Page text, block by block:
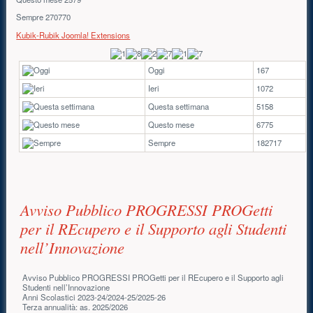
Sempre270770
Kubik-Rubik Joomla! Extensions
Oggi
167
Ieri
1072
Questa settimana
5158
Questo mese
6775
Sempre
182717
Avviso Pubblico PROGRESSI PROGetti
per il REcupero e il Supporto agli Studenti
nell’Innovazione
Avviso Pubblico PROGRESSI PROGetti per il REcupero e il Supporto agli
Studenti nell’Innovazione
Anni Scolastici 2023-24/2024-25/2025-26
Terza annualità: as. 2025/2026